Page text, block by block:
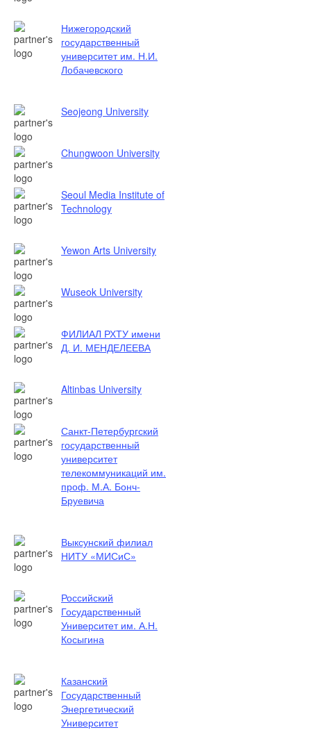
Нижегородский
государственный
университет им. Н.И.
Лобачевского
Seojeong University
Chungwoon University
Seoul Media Institute of
Technology
Yewon Arts University
Wuseok University
ФИЛИАЛ РХТУ имени
Д. И. МЕНДЕЛЕЕВА
Altinbas University
Санкт-Петербургский
государственный
университет
телекоммуникаций им.
проф. М.А. Бонч-
Бруевича
Выксунский филиал
НИТУ «МИСиС»
Российский
Государственный
Университет им. А.Н.
Косыгина
Казанский
Государственный
Энергетический
Университет